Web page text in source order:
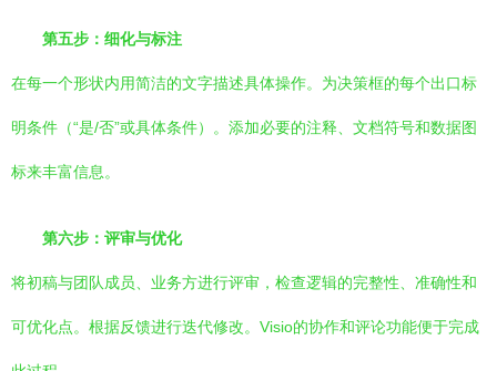
第五步：细化与标注
在每一个形状内用简洁的文字描述具体操作。为决策框的每个出口标
明条件（“是/否”或具体条件）。添加必要的注释、文档符号和数据图
标来丰富信息。
第六步：评审与优化
将初稿与团队成员、业务方进行评审，检查逻辑的完整性、准确性和
可优化点。根据反馈进行迭代修改。Visio的协作和评论功能便于完成